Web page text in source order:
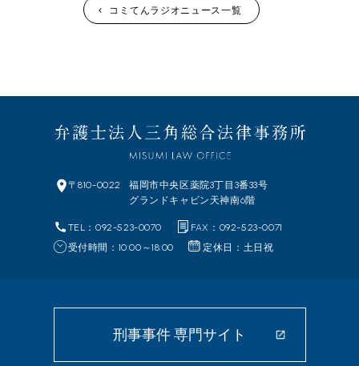
コミてんラジオニュース一覧
〒810-0022 福岡市中央区薬院3丁目3番33号
グランドキャビン天神南6階
TEL：092-523-0070
FAX：092-523-0071
受付時間：10:00～18:00
定休日：土日祝
刑事事件 専門サイト